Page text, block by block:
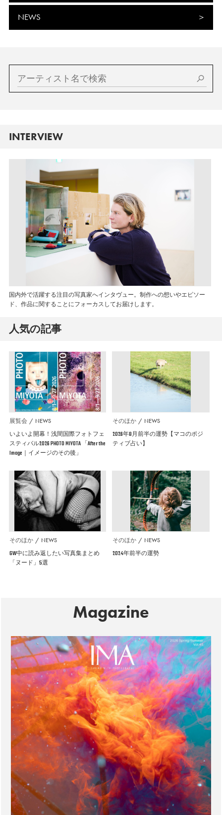
NEWS
INTERVIEW
国内外で活躍する注目の写真家へインタヴュー。制作への想いやエピソー
ド、作品に関することにフォーカスしてお届けします。
人気の記事
展覧会 NEWS
いよいよ開幕！浅間国際フォトフェ
スティバル2026 PHOTO MIYOTA 「After the
Image｜イメージのその後」
そのほか NEWS
2026年8月前半の運勢【マコのポジ
ティブ占い】
そのほか NEWS
GW中に読み返したい写真集まとめ
「ヌード」5選
そのほか NEWS
2024年前半の運勢
Magazine